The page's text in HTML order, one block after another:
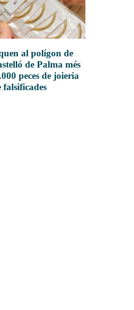
al polígon de
de Palma més
peces de joieria
falsificades